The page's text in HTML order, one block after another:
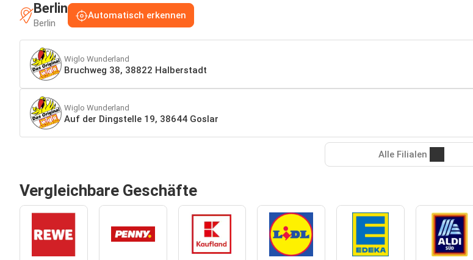
Berlin
Berlin
Automatisch erkennen
Wiglo Wunderland
Bruchweg 38, 38822 Halberstadt
Wiglo Wunderland
Auf der Dingstelle 19, 38644 Goslar
Alle Filialen
Vergleichbare Geschäfte